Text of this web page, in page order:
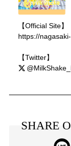
【Official Site】
https://
【Twitter】
SHARE